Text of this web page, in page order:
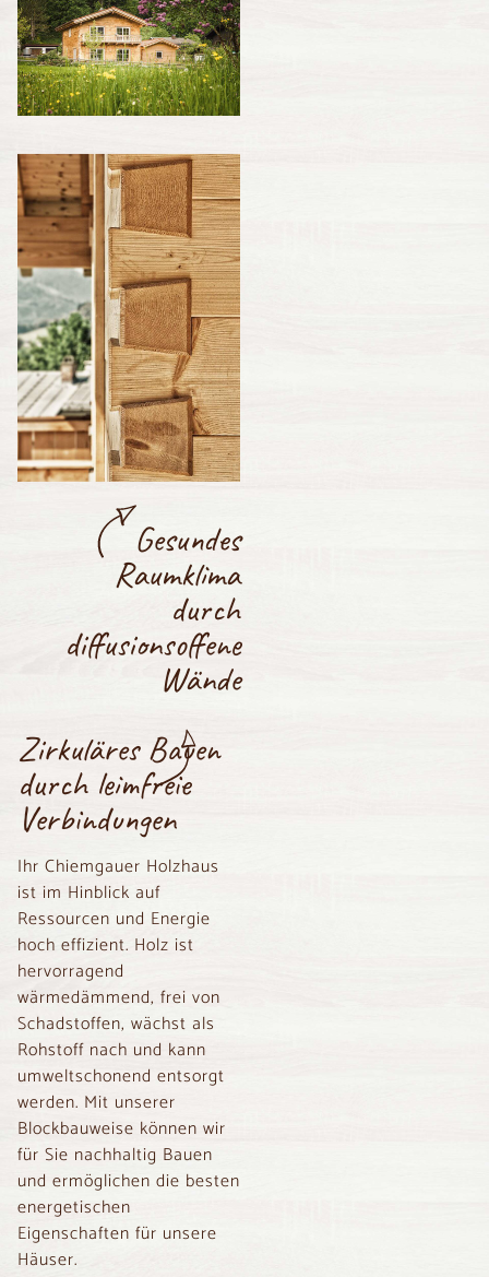
Gesundes
Raumklima
durch
diffusionsoffene
Wände
Zirkuläres Bauen
durch leimfreie
Verbindungen
Ihr Chiemgauer Holzhaus
ist im Hinblick auf
Ressourcen und Energie
hoch effizient. Holz ist
hervorragend
wärmedämmend, frei von
Schadstoffen, wächst als
Rohstoff nach und kann
umweltschonend entsorgt
werden. Mit unserer
Blockbauweise können wir
für Sie nachhaltig Bauen
und ermöglichen die besten
energetischen
Eigenschaften für unsere
Häuser.